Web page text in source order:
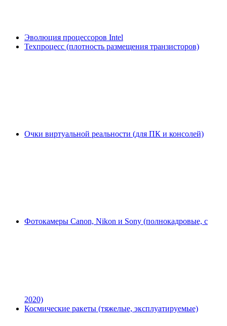
Эволюция процессоров Intel
Техпроцесс (плотность размещения транзисторов)
Очки виртуальной реальности (для ПК и консолей)
Фотокамеры Canon, Nikon и Sony (полнокадровые, с
2020)
Космические ракеты (тяжелые, эксплуатируемые)